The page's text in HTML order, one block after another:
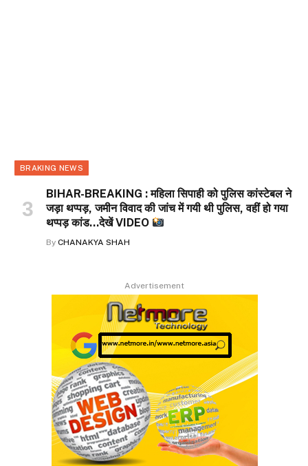
BRAKING NEWS
BIHAR-BREAKING : महिला सिपाही को पुलिस कांस्टेबल ने
जड़ा थप्पड़, जमीन विवाद की जांच में गयी थी पुलिस, वहीं हो गया
थप्पड़ कांड…देखें VIDEO
By CHANAKYA SHAH
Advertisement